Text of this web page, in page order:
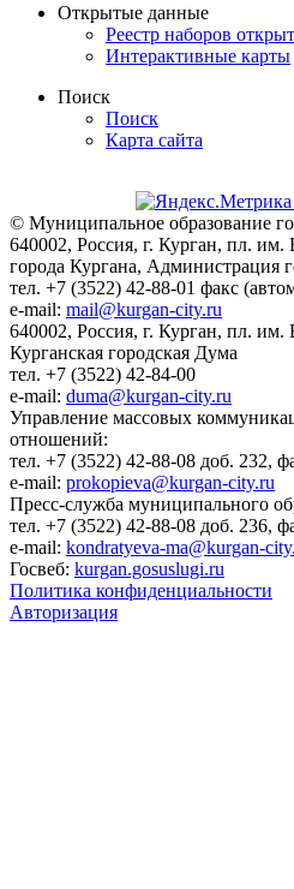
Открытые данные
Реестр наборов
Интерактивные карты
Поиск
Поиск
Карта сайта
© Муниципальное образование
640002, Россия, г. Курган, пл.
города Кургана, Администрация
тел. +7 (3522) 42-88-01 факс
e-mail: mail@kurgan-city.ru
640002, Россия, г. Курган, пл.
Курганская городская Дума
тел. +7 (3522) 42-84-00
e-mail: duma@kurgan-city.ru
Управление массовых
отношений:
тел. +7 (3522) 42-88-08 доб. 232,
e-mail: prokopieva@kurgan-city.ru
Пресс-служба муниципального
тел. +7 (3522) 42-88-08 доб. 236,
e-mail: kondratyeva-ma@kurgan-
Госвеб: kurgan.gosuslugi.ru
Политика конфиденциальности
Авторизация